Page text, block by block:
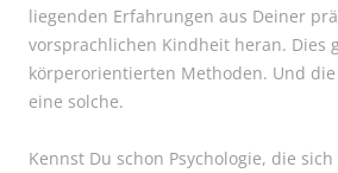
liegenden Erfahrungen aus Deiner
vorsprachlichen Kindheit heran. Dies
körperorientierten Methoden. Und die
eine solche.
Kennst Du schon Psychologie, die